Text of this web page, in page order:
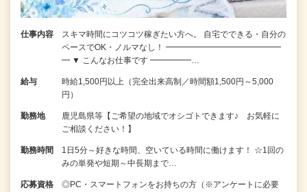
仕事内容
スキマ時間にコツコツ稼ぎたい方へ。 自宅でできる・自分の
ペースでOK・ノルマなし！ ━━━━━━━━━━━━━━
━ ▼ こんなお仕事です ━━━━━…
給与
時給1,500円以上（完全出来高制／時間額1,500円～5,000
円）
勤務地
鹿児島県等【ご希望の地域でオシゴトできます♪ お気軽に
ご相談ください！】
勤務時間
1日5分～好きな時間、空いている時間に働けます！ ☆1回の
みの単発や短期～中長期まで…
応募資格
◎PC・スマートフォンをお持ちの方（※アンケートに必要